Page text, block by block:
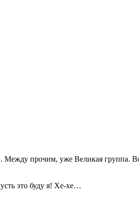
прочим, уже Великая группа.
это буду я! Хе-хе…